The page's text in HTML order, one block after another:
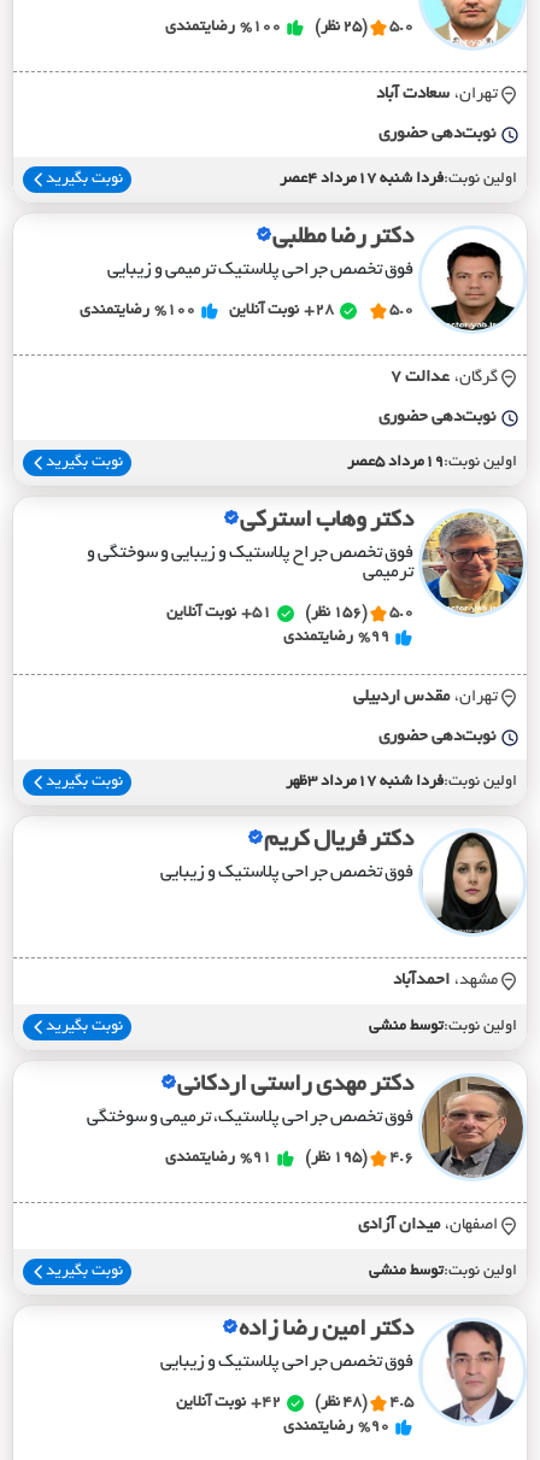
5.0 (25 نظر) %100 رضایتمندی
تهران، سعادت آباد
نوبت‌دهی حضوری
اولین نوبت:فردا شنبه 17مرداد 4عصر نوبت بگیرید
دکتر رضا مطلبی
فوق تخصص جراحی پلاستیک ترمیمی و زیبایی
5.0
28+ نوبت آنلاین %100 رضایتمندی
گرگان، عدالت 7
نوبت‌دهی حضوری
اولین نوبت:19مرداد 5عصر نوبت بگیرید
دکتر وهاب استرکی
فوق تخصص جراح پلاستیک و زیبایی و سوختگی و
ترمیمی
5.0 (156 نظر) 51+
نوبت آنلاین
%99 رضایتمندی
تهران، مقدس اردبيلي
نوبت‌دهی حضوری
اولین نوبت:فردا شنبه 17مرداد 3ظهر نوبت بگیرید
دکتر فریال کریم
فوق تخصص جراحی پلاستیک و زیبایی
مشهد، احمدآباد
اولین نوبت:توسط منشی نوبت بگیرید
دکتر مهدی راستی اردکانی
فوق تخصص جراحی پلاستیک، ترمیمی و سوختگی
4.6 (195 نظر) %91 رضایتمندی
اصفهان، ميدان آزادي
اولین نوبت:توسط منشی نوبت بگیرید
دکتر امین رضا زاده
فوق تخصص جراحی پلاستیک و زیبایی
4.5 (48 نظر) 42+
نوبت آنلاین
%90 رضایتمندی